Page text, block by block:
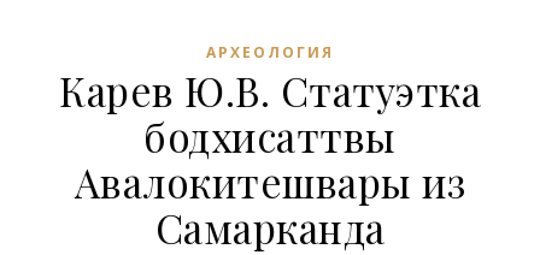
АРХЕОЛОГИЯ
Карев Ю.В. Статуэтка
бодхисаттвы
Авалокитешвары из
Самарканда